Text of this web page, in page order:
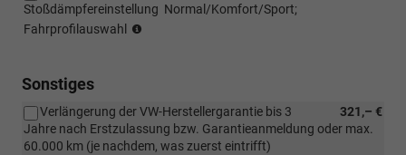
Stoßdämpfereinstellung  Normal/Komfort/Sport;
Fahrprofilauswahl
KW
TDI
oder
Sonstiges
321,– €
Verlängerung der VW-Herstellergarantie bis 3
Jahre nach Erstzulassung bzw. Garantieanmeldung oder max.
60.000 km (je nachdem, was zuerst eintrifft)